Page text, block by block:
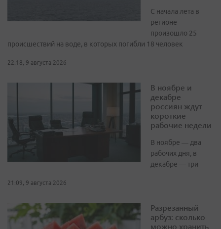
С начала лета в
регионе
произошло 25
происшествий на воде, в которых погибли 18 человек
22:18, 9 августа 2026
В ноябре и
декабре
россиян ждут
короткие
рабочие недели
В ноябре — два
рабочих дня, в
декабре — три
21:09, 9 августа 2026
Разрезанный
арбуз: сколько
можно хранить